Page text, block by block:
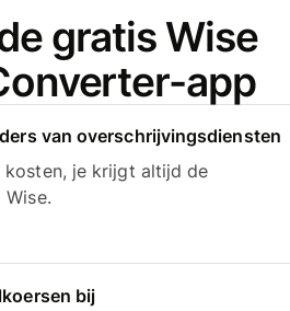
gratis Wise
app
van overschrijvingsdiensten
kosten, je krijgt altijd de
bij